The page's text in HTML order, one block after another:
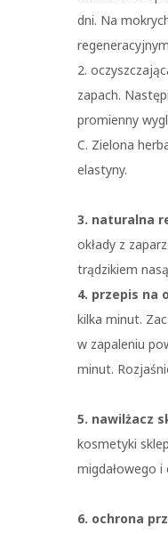
dni. Na
2.
zapach.
promienny
C. Zielona
elastyny.
3. naturalna
okłady z
trądzikiem
4. przepis na
kilka minut.
w zapaleniu
minut.
5. nawilżacz
kosmetyki
migdałowego i
6. ochrona